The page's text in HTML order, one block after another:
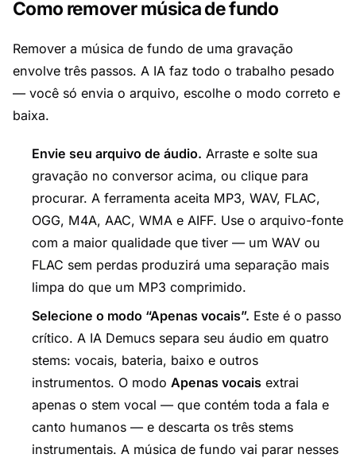
Como remover música de fundo
Remover a música de fundo de uma gravação
envolve três passos. A IA faz todo o trabalho pesado
— você só envia o arquivo, escolhe o modo correto e
baixa.
Envie seu arquivo de áudio. Arraste e solte sua
gravação no conversor acima, ou clique para
procurar. A ferramenta aceita MP3, WAV, FLAC,
OGG, M4A, AAC, WMA e AIFF. Use o arquivo-fonte
com a maior qualidade que tiver — um WAV ou
FLAC sem perdas produzirá uma separação mais
limpa do que um MP3 comprimido.
Selecione o modo “Apenas vocais”. Este é o passo
crítico. A IA Demucs separa seu áudio em quatro
stems: vocais, bateria, baixo e outros
instrumentos. O modo Apenas vocais extrai
apenas o stem vocal — que contém toda a fala e
canto humanos — e descarta os três stems
instrumentais. A música de fundo vai parar nesses